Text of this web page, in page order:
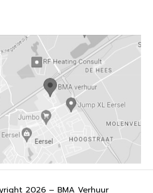
2026 – BMA Verhuur